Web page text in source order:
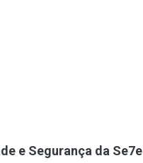
e Segurança da Se7e